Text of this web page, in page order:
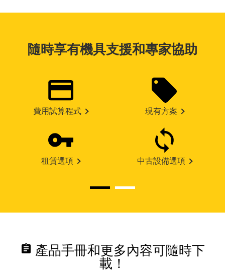
隨時享有機具支援和專家協助
費用試算程式 現有方案
租賃選項 中古設備選項
assignment 產品手冊和更多內容可隨時下
載！